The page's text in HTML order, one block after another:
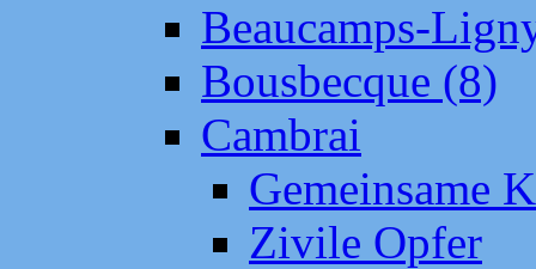
Beaucamps-
Bousbecque (8)
Cambrai
Gemeinsame
Zivile Opfer